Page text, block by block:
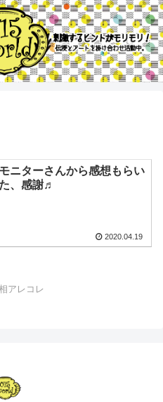
ニターさんから感想もらい
、感謝♬
2020.04.19
アレコレ